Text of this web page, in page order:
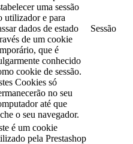
uma sessão
utilizador e para
dados de estado
de um cookie
que é
conhecido
cookie de sessão.
Cookies só
no seu
até que
o seu navegador.
Sessão
é um cookie
pela Prestashop